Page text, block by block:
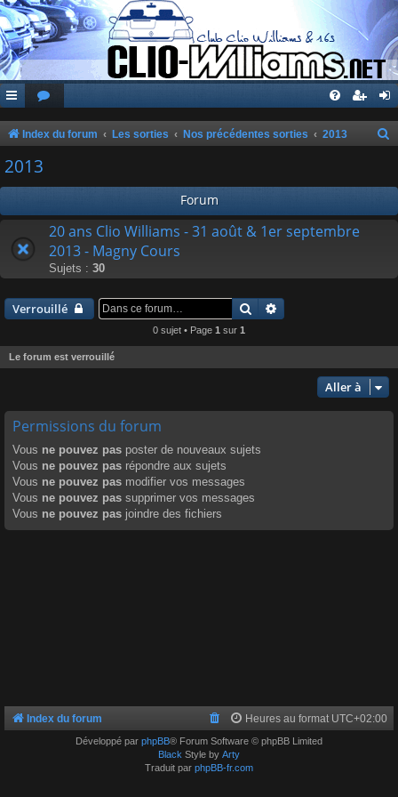
Index du forum Les sorties Nos précédentes sorties 2013
2013
Forum
20 ans Clio Williams - 31 août & 1er septembre
2013 - Magny Cours
Sujets : 30
Verrouillé Rechercher
0 sujet • Page 1 sur 1
Le forum est verrouillé
Aller à
Permissions du forum
Vous ne pouvez pas poster de nouveaux sujets
Vous ne pouvez pas répondre aux sujets
Vous ne pouvez pas modifier vos messages
Vous ne pouvez pas supprimer vos messages
Vous ne pouvez pas joindre des fichiers
Index du forum Heures au format UTC+02:00
Développé par phpBB® Forum Software © phpBB Limited
Black Style by Arty
Traduit par phpBB-fr.com